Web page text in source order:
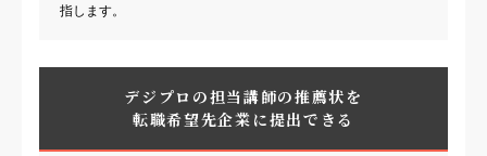
指します。
デジプロの担当講師の推薦状を
転職希望先企業に提出できる